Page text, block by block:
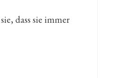
dass sie immer